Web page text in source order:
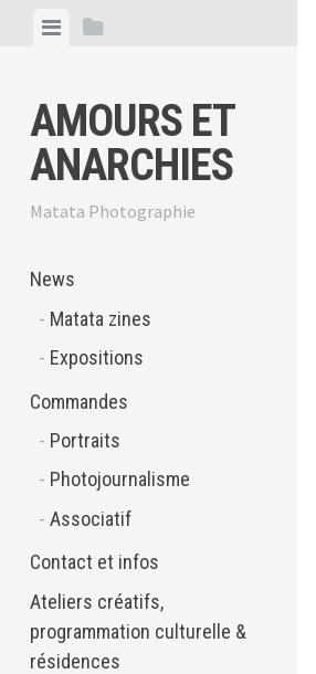
ViewView
AMOURS ET
ANARCHIES
Matata Photographie
News
Matata zines
Expositions
Commandes
Portraits
Photojournalisme
Associatif
Contact et infos
Ateliers créatifs,
programmation culturelle &
résidences